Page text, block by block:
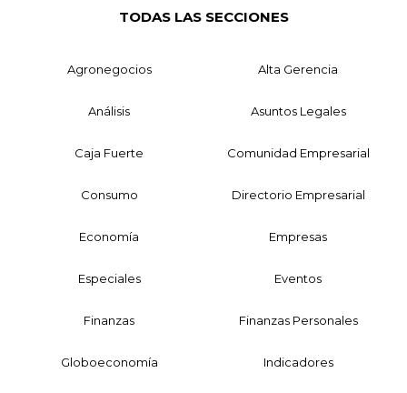
TODAS LAS SECCIONES
Agronegocios Alta Gerencia
Análisis Asuntos Legales
Caja Fuerte Comunidad Empresarial
Consumo Directorio Empresarial
Economía Empresas
Especiales Eventos
Finanzas Finanzas Personales
Globoeconomía Indicadores